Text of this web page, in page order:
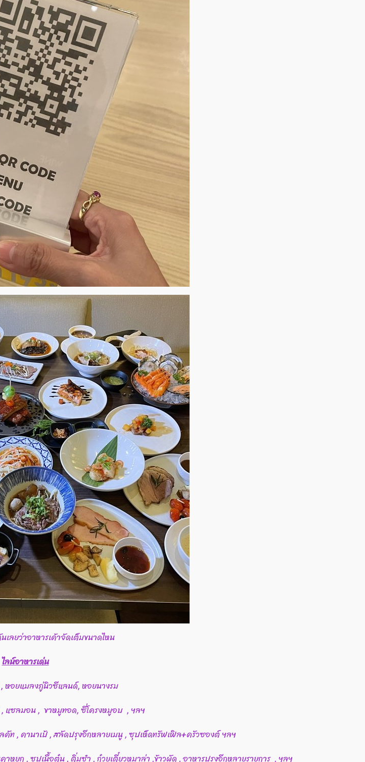
ลยว่าอาหารเค้าจัดเต็มขนาดไหน
ไลน์อาหารเด่น
หอยแมลงภู่นิวซีแลนด์, หอยนางรม
แซลมอน , ขาหมูทอด, ซี่โครงหมูอบ , ฯลฯ
ท , คานาเป้ , สลัดปรุงอีกหลายเมนู , ซุปเห็ดทรัฟเฟิล+ครัวซองต์ ฯลฯ
หยก , ซุปเนื้อตุ๋น , ติ่มซำ , ก๋วยเตี๋ยวหมาล่า ,ข้าวผัด , อาหารปรุงอีกหลายรายการ , ฯลฯ